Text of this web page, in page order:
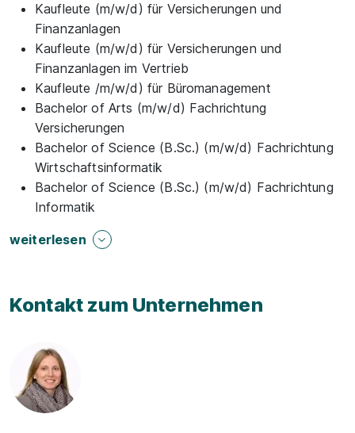
Kaufleute (m/w/d) für Versicherungen und
Finanzanlagen
Kaufleute (m/w/d) für Versicherungen und
Finanzanlagen im Vertrieb
Kaufleute /m/w/d) für Büromanagement
Bachelor of Arts (m/w/d) Fachrichtung
Versicherungen
Bachelor of Science (B.Sc.) (m/w/d) Fachrichtung
Wirtschaftsinformatik
Bachelor of Science (B.Sc.) (m/w/d) Fachrichtung
Informatik
weiterlesen
Kontakt zum Unternehmen